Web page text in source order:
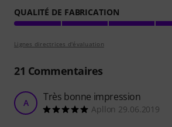
QUALITÉ DE FABRICATION
Lignes directrices d'évaluation
21 Commentaires
A Très bonne impression
Apllon 29.06.2019